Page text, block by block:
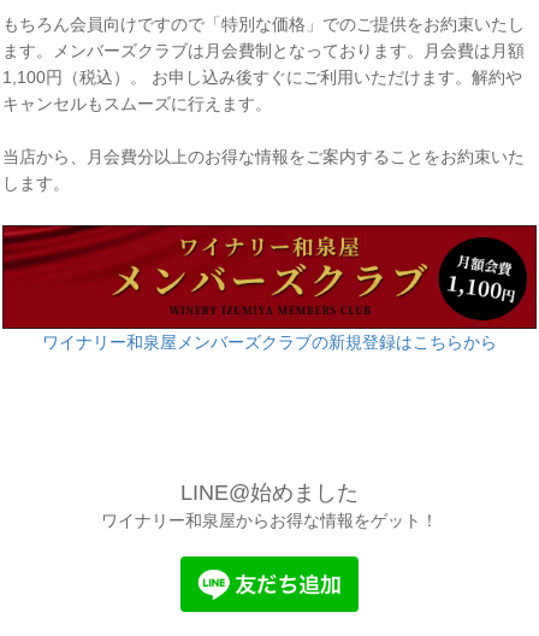
もちろん会員向けですので「特別な価格」でのご提供をお約束いたし
ます。メンバーズクラブは月会費制となっております。月会費は月額
1,100円（税込）。 お申し込み後すぐにご利用いただけます。解約や
キャンセルもスムーズに行えます。
当店から、月会費分以上のお得な情報をご案内することをお約束いた
します。
ワイナリー和泉屋メンバーズクラブの新規登録はこちらから
LINE@始めました
ワイナリー和泉屋からお得な情報をゲット！